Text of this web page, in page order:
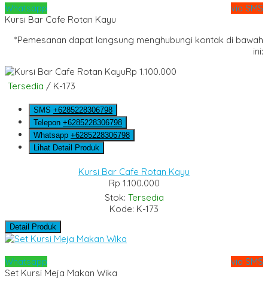
Whatsapp
via SMS
Kursi Bar Cafe Rotan Kayu
*Pemesanan dapat langsung menghubungi kontak di bawah
ini:
Rp 1.100.000
Tersedia / K-173
SMS +6285228306798
Telepon +6285228306798
Whatsapp +6285228306798
Lihat Detail Produk
Kursi Bar Cafe Rotan Kayu
Rp 1.100.000
Stok: Tersedia
Kode: K-173
Detail Produk
Whatsapp
via SMS
Set Kursi Meja Makan Wika